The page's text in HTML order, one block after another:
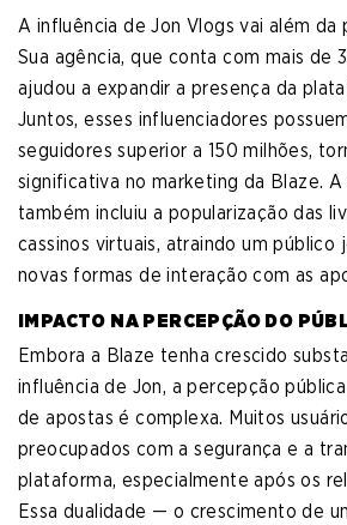
A influência de Jon Vlogs vai além da
Sua agência, que conta com mais de
ajudou a expandir a presença da
Juntos, esses influenciadores
seguidores superior a 150 milhões,
significativa no marketing da Blaze.
também incluiu a popularização das
cassinos virtuais, atraindo um público
novas formas de interação com as
IMPACTO NA PERCEPÇÃO DO
Embora a Blaze tenha crescido
influência de Jon, a percepção
de apostas é complexa. Muitos
preocupados com a segurança e a
plataforma, especialmente após os
Essa dualidade — o crescimento de